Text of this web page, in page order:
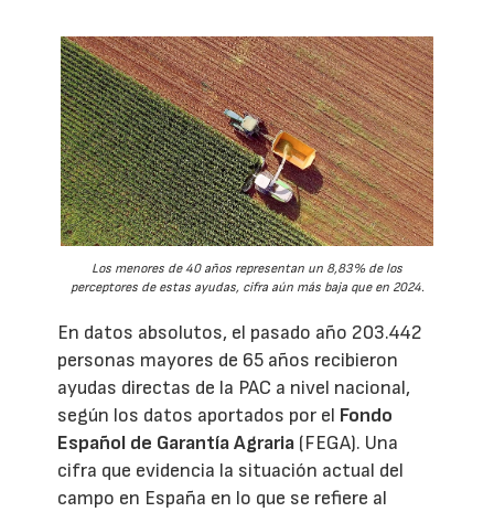
Los menores de 40 años representan un 8,83% de los
perceptores de estas ayudas, cifra aún más baja que en 2024.
En datos absolutos, el pasado año 203.442
personas mayores de 65 años recibieron
ayudas directas de la PAC a nivel nacional,
según los datos aportados por el Fondo
Español de Garantía Agraria (FEGA). Una
cifra que evidencia la situación actual del
campo en España en lo que se refiere al